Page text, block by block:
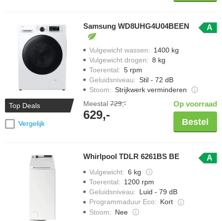
Top Deals
Vergelijk
Samsung WD8UHG4U04BEEN A
Vulgewicht wassen: 1400 kg
Vulgewicht drogen: 8 kg
Toerental: 5 rpm
Geluidsniveau: Stil - 72 dB
Stoom: Strijkwerk verminderen
Meestal 729,-
629,-
Op voorraad
Bestel
Whirlpool TDLR 6261BS BE A
Vulgewicht: 6 kg
Toerental: 1200 rpm
Geluidsniveau: Luid - 79 dB
Programmaduur Eco: Kort
Stoom: Nee